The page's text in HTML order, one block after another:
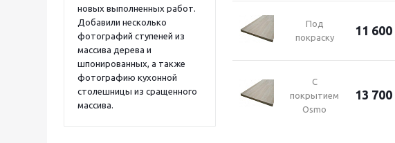
новых выполненных работ.
Добавили несколько
фотографий ступеней из
массива дерева и
шпонированных, а также
фотографию кухонной
столешницы из сращенного
массива.
Под
покраску
11 600
С
покрытием
Osmo
13 700